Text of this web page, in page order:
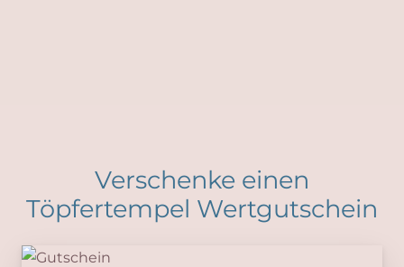
Verschenke einen
Töpfertempel Wertgutschein